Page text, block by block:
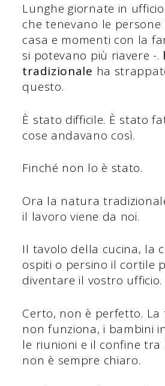
Lunghe giornate in
che tenevano le
casa e momenti con la
si potevano più riavere -.
tradizionale ha
questo.
È stato difficile. È stato
cose andavano così.
Finché non lo è stato.
Ora la natura
il lavoro viene da noi.
Il tavolo della cucina, la
ospiti o persino il cortile
diventare il vostro ufficio.
Certo, non è perfetto. La
non funziona, i bambini
le riunioni e il confine tra
non è sempre chiaro.